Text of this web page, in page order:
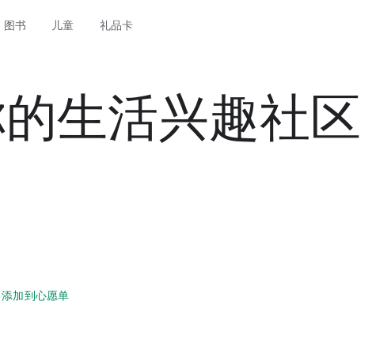
图书 儿童 礼品卡
生活兴趣社区
添加到心愿单